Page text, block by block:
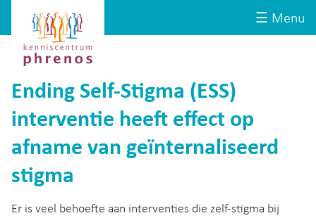
☰ Menu
Kenniscentrum
Phrenos
website
Ending Self-Stigma (ESS)
interventie heeft effect op
afname van geïnternaliseerd
stigma
Er is veel behoefte aan interventies die zelf-stigma bij